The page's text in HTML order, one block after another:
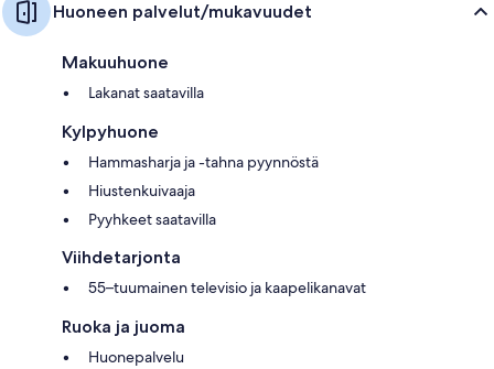
Huoneen palvelut/mukavuudet
Makuuhuone
Lakanat saatavilla
Kylpyhuone
Hammasharja ja -tahna pyynnöstä
Hiustenkuivaaja
Pyyhkeet saatavilla
Viihdetarjonta
55–tuumainen televisio ja kaapelikanavat
Ruoka ja juoma
Huonepalvelu